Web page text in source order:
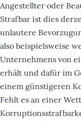
Angestellter oder
Strafbar ist dies
unlautere
also beispielsweise
Unternehmens von
erhält und dafür im
einem günstigeren
Fehlt es an einer